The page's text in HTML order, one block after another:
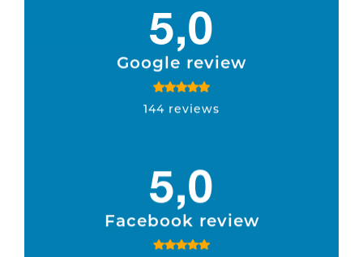
5,0
Google review
144 reviews
5,0
Facebook review